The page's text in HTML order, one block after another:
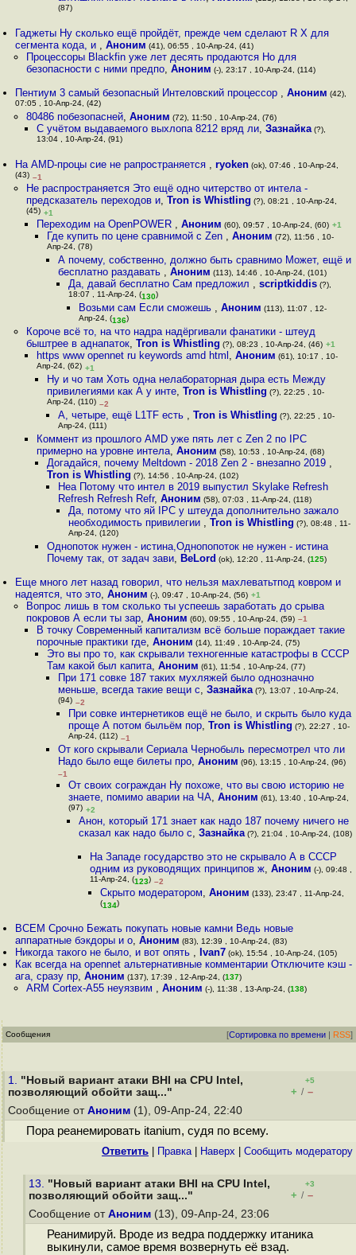
(87)
Гаджеты Ну сколько ещё пройдёт, прежде чем сделают R X для
сегмента кода, и ,Аноним (41), 06:55 , 10-Апр-24, (41)
Процессоры Blackfin уже лет десять продаются Но для
безопасности с ними предпо, Аноним (-), 23:17 , 10-Апр-24, (114)
Пентиум 3 самый безопасный Интеловский процессор ,Аноним (42),
07:05 , 10-Апр-24, (42)
80486 побезопасней, Аноним (72), 11:50 , 10-Апр-24, (76)
С учётом выдаваемого выхлопа 8212 вряд ли, Зазнайка(?),
13:04 , 10-Апр-24, (91)
На AMD-процы сие не рапространяется ,ryoken (ok), 07:46 , 10-Апр-24,
(43) –1
Не распространяется Это ещё одно читерство от интела -
предсказатель переходов и, Tron is Whistling (?), 08:21 , 10-Апр-24,
(45) +1
Переходим на OpenPOWER , Аноним (60), 09:57 , 10-Апр-24, (60) +1
Где купить по цене сравнимой с Zen ,Аноним (72), 11:56 , 10-
Апр-24, (78)
А почему, собственно, должно быть сравнимо Может, ещё и
бесплатно раздавать , Аноним (113), 14:46 , 10-Апр-24, (101)
Да, давай бесплатно Сам предложил , scriptkiddis(?),
18:07 , 11-Апр-24, (130)
Возьми сам Если сможешь ,Аноним (113), 11:07 , 12-
Апр-24, (136)
Короче всё то, на что надра надёргивали фанатики - штеуд
быштрее в аднапаток, Tron is Whistling (?), 08:23 , 10-Апр-24, (46) +1
https www opennet ru keywords amd html , Аноним (61), 10:17 , 10-
Апр-24, (62) +1
Ну и чо там Хоть одна нелабораторная дыра есть Между
привилегиями как А у инте,Tron is Whistling (?), 22:25 , 10-
Апр-24, (110) –2
А, четыре, ещё L1TF есть , Tron is Whistling (?), 22:25 , 10-
Апр-24, (111)
Коммент из прошлого AMD уже пять лет с Zen 2 по IPC
примерно на уровне интела, Аноним (58), 10:53 , 10-Апр-24, (68)
Догадайся, почему Meltdown - 2018 Zen 2 - внезапно 2019 ,
Tron is Whistling (?), 14:56 , 10-Апр-24, (102)
Неа Потому что интел в 2019 выпустил Skylake Refresh
Refresh Refresh Refr, Аноним (58), 07:03 , 11-Апр-24, (118)
Да, потому что яй IPC у штеуда дополнительно зажало
необходимость привилегии , Tron is Whistling (?), 08:48 , 11-
Апр-24, (120)
Однопоток нужен - истина,Однопопоток не нужен - истина
Почему так, от задач зави, BeLord (ok), 12:20 , 11-Апр-24, (125)
Еще много лет назад говорил, что нельзя махлеватьтпод ковром и
надеятся, что это,Аноним (-), 09:47 , 10-Апр-24, (56) +1
Вопрос лишь в том сколько ты успеешь заработать до срыва
покровов А если ты зар, Аноним (60), 09:55 , 10-Апр-24, (59) –1
В точку Современный капитализм всё больше пораждает такие
порочные практики где, Аноним (14), 11:49 , 10-Апр-24, (75)
Это вы про то, как скрывали техногенные катастрофы в СССР
Там какой был капита,Аноним (61), 11:54 , 10-Апр-24, (77)
При 171 совке 187 таких мухляжей было однозначно
меньше, всегда такие вещи с, Зазнайка(?), 13:07 , 10-Апр-24,
(94) –2
При совке интернетиков ещё не было, и скрыть было куда
проще А потом быльём пор, Tron is Whistling (?), 22:27 , 10-
Апр-24, (112) –1
От кого скрывали Сериала Чернобыль пересмотрел что ли
Надо было еще билеты про, Аноним (96), 13:15 , 10-Апр-24, (96)
–1
От своих сограждан Ну похоже, что вы свою историю не
знаете, помимо аварии на ЧА, Аноним (61), 13:40 , 10-Апр-24,
(97) +2
Анон, который 171 знает как надо 187 почему ничего не
сказал как надо было с,Зазнайка (?), 21:04 , 10-Апр-24, (108)
На Западе государство это не скрывало А в СССР
одним из руководящих принципов ж, Аноним (-), 09:48 ,
11-Апр-24, (123) –2
Скрыто модератором, Аноним (133), 23:47 , 11-Апр-24,
(134)
ВСЕМ Срочно Бежать покупать новые камни Ведь новые
аппаратные бэкдоры и о,Аноним (83), 12:39 , 10-Апр-24, (83)
Никогда такого не было, и вот опять , Ivan7 (ok), 15:54 , 10-Апр-24, (105)
Как всегда на opennet альтернативные комментарии Отключите кэш -
ага, сразу пр,Аноним (137), 17:39 , 12-Апр-24, (137)
ARM Cortex-A55 неуязвим , Аноним (-), 11:38 , 13-Апр-24, (138)
Сообщения [Сортировка по времени | RSS]
1. "Новый вариант атаки BHI на CPU Intel,
позволяющий обойти защ..."
+5
+ / –
Сообщение от Аноним (1), 09-Апр-24, 22:40
Пора реанемировать itanium, судя по всему.
Ответить Правка| Наверх Cообщить модератору
13. "Новый вариант атаки BHI на CPU Intel,
позволяющий обойти защ..."
+3
+ / –
Сообщение от Аноним (13), 09-Апр-24, 23:06
Реанимируй. Вроде из ведра поддержку итаника
выкинули, самое время возвернуть её взад.